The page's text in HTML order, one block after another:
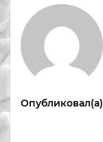
Опубликовал(а)